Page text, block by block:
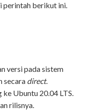
perintah berikut ini.
versi pada sistem
secara direct.
Ubuntu 20.04 LTS.
rilisnya.